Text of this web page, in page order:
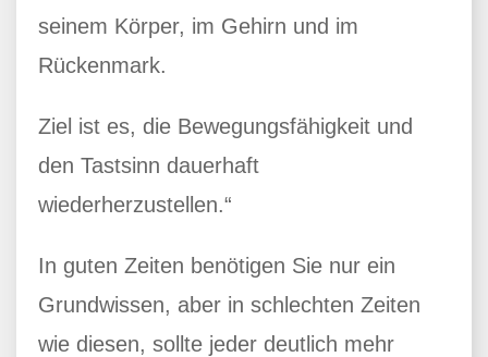
seinem Körper, im Gehirn und im
Rückenmark.
Ziel ist es, die Bewegungsfähigkeit und
den Tastsinn dauerhaft
wiederherzustellen.“
In guten Zeiten benötigen Sie nur ein
Grundwissen, aber in schlechten Zeiten
wie diesen, sollte jeder deutlich mehr